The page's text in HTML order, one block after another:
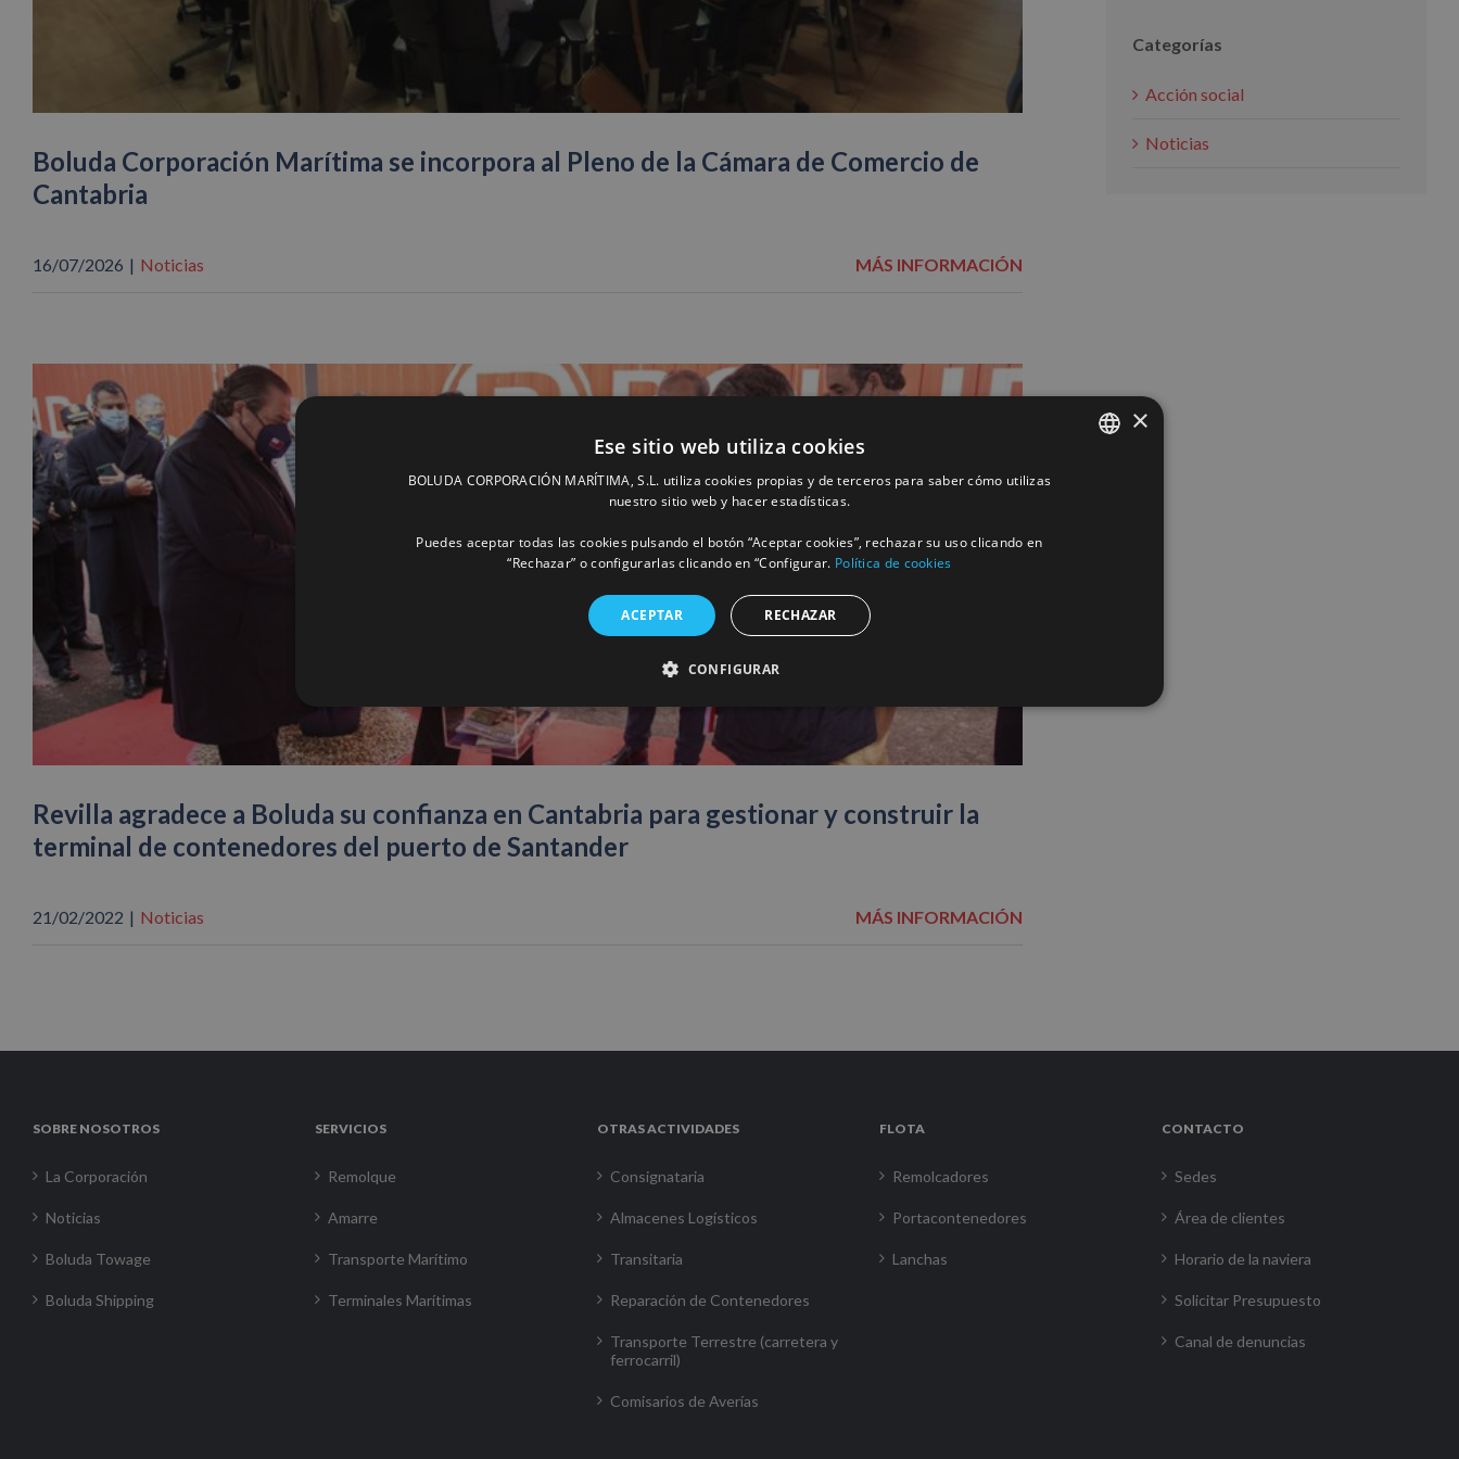
Boluda Corporación Marítima se incorpora al Pleno de la Cámara de Comercio de
Cantabria
16/07/2026 | Noticias MÁS INFORMACIÓN
Revilla agradece a Boluda su confianza en Cantabria para gestionar y construir la
terminal de contenedores del puerto de Santander
21/02/2022 | Noticias MÁS INFORMACIÓN
Categorías
Acción social
Noticias
SOBRE NOSOTROS
La Corporación
Noticias
Boluda Towage
Boluda Shipping
SERVICIOS
Remolque
Amarre
Transporte Marítimo
Terminales Marítimas
OTRAS ACTIVIDADES
Consignataria
Almacenes Logísticos
Transitaria
Reparación de Contenedores
Transporte Terrestre (carretera y
ferrocarril)
Comisarios de Averías
FLOTA
Remolcadores
Portacontenedores
Lanchas
CONTACTO
Sedes
Área de clientes
Horario de la naviera
Solicitar Presupuesto
Canal de denuncias
×
Ese sitio web utiliza cookies
BOLUDA CORPORACIÓN MARÍTIMA, S.L. utiliza cookies propias y de terceros para saber cómo utilizas
nuestro sitio web y hacer estadísticas.
Puedes aceptar todas las cookies pulsando el botón “Aceptar cookies”, rechazar su uso clicando en
“Rechazar” o configurarlas clicando en “Configurar. Política de cookies
ACEPTAR RECHAZAR
CONFIGURAR